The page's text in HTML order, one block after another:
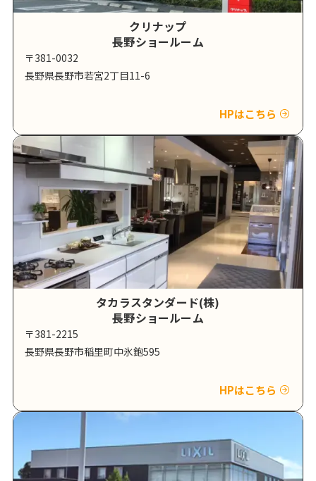
クリナップ
長野ショールーム
〒381-0032
長野県長野市若宮2丁目11-6
HPはこちら
タカラスタンダード(株)
長野ショールーム
〒381-2215
長野県長野市稲里町中氷鉋595
HPはこちら